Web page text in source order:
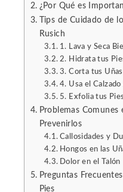
¿Por Qué es
Tips de Cuidado de
Rusich
1. Lava y Seca
2. Hidrata tus
3. Corta tus
4. Usa el Calzado
5. Exfolia tus
Problemas Comunes
Prevenirlos
Callosidades y
Hongos en las
Dolor en el Talón
Preguntas
Pies